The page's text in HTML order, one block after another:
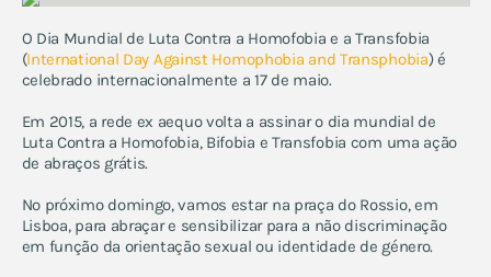
próximos eventos
acampamento de verão
encontro de jovens trans
escola ex aequo
marchas lgbti e celebrações
apoio e saúde
fórum
O Dia Mundial de Luta Contra a Homofobia e a Transfobia
(International Day Against Homophobia and Transphobia) é
celebrado internacionalmente a 17 de maio.
Em 2015, a rede ex aequo volta a assinar o dia mundial de
Luta Contra a Homofobia, Bifobia e Transfobia com uma ação
de abraços grátis.
No próximo domingo, vamos estar na praça do Rossio, em
Lisboa, para abraçar e sensibilizar para a não discriminação
em função da orientação sexual ou identidade de género.